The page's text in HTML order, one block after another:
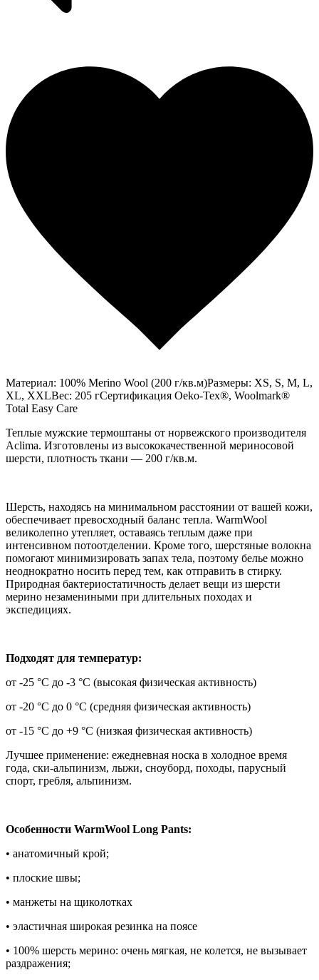
Материал: 100% Merino Wool (200 г/кв.м)Размеры: XS, S, M, L,
XL, XXLВес: 205 гСертификация Oeko-Tex®, Woolmark®
Total Easy Care
Теплые мужские термоштаны от норвежского производителя
Aclima. Изготовлены из высококачественной мериносовой
шерсти, плотность ткани — 200 г/кв.м.
Шерсть, находясь на минимальном расстоянии от вашей кожи,
обеспечивает превосходный баланс тепла. WarmWool
великолепно утепляет, оставаясь теплым даже при
интенсивном потоотделении. Кроме того, шерстяные волокна
помогают минимизировать запах тела, поэтому белье можно
неоднократно носить перед тем, как отправить в стирку.
Природная бактериостатичность делает вещи из шерсти
мерино незамениными при длительных походах и
экспедициях.
Подходят для температур:
от -25 °C до -3 °C (высокая физическая активность)
от -20 °C до 0 °C (средняя физическая активность)
от -15 °C до +9 °C (низкая физическая активность)
Лучшее применение: ежедневная носка в холодное время
года, ски-альпинизм, лыжи, сноуборд, походы, парусный
спорт, гребля, альпинизм.
Особенности WarmWool Long Pants:
• анатомичный крой;
• плоские швы;
• манжеты на щиколотках
• эластичная широкая резинка на поясе
• 100% шерсть мерино: очень мягкая, не колется, не вызывает
раздражения;